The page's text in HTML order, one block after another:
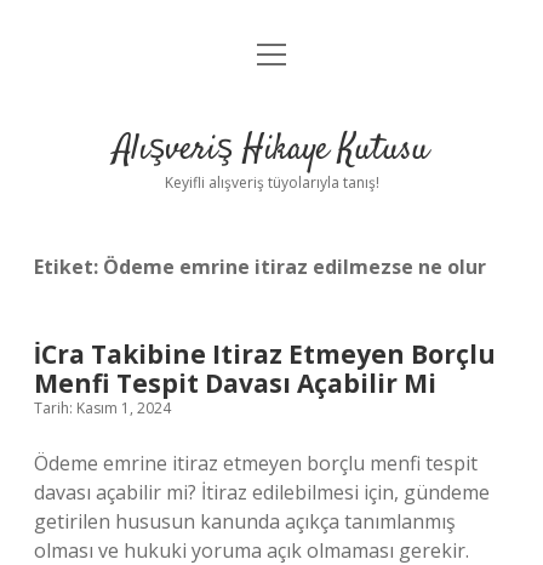
Anasayfa
Yasal Uyarı
menüyü
Alışveriş Hikaye Kutusu
Keyifli alışveriş tüyolarıyla tanış!
Etiket: Ödeme emrine itiraz edilmezse ne olur
İCra Takibine Itiraz Etmeyen Borçlu
Menfi Tespit Davası Açabilir Mi
Tarih: Kasım 1, 2024
Ödeme emrine itiraz etmeyen borçlu menfi tespit
davası açabilir mi? İtiraz edilebilmesi için, gündeme
getirilen hususun kanunda açıkça tanımlanmış
olması ve hukuki yoruma açık olmaması gerekir.